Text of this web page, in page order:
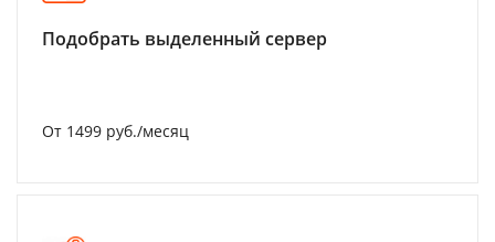
Подобрать выделенный сервер
От 1499 руб./месяц